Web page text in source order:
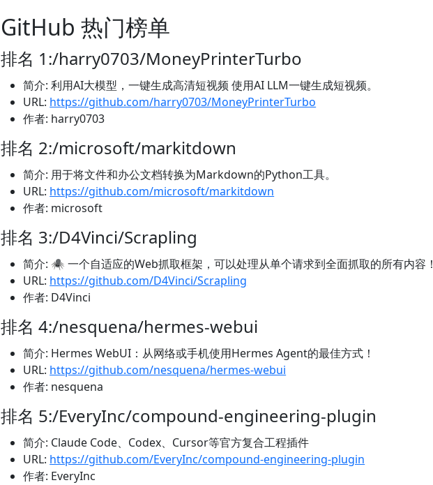
GitHub 热门榜单
排名 1:/harry0703/MoneyPrinterTurbo
简介: 利用AI大模型，一键生成高清短视频 使用AI LLM一键生成短视频。
URL: https://github.com/harry0703/MoneyPrinterTurbo
作者: harry0703
排名 2:/microsoft/markitdown
简介: 用于将文件和办公文档转换为Markdown的Python工具。
URL: https://github.com/microsoft/markitdown
作者: microsoft
排名 3:/D4Vinci/Scrapling
简介: 🕷️ 一个自适应的Web抓取框架，可以处理从单个请求到全面抓取的所有内容！
URL: https://github.com/D4Vinci/Scrapling
作者: D4Vinci
排名 4:/nesquena/hermes-webui
简介: Hermes WebUI：从网络或手机使用Hermes Agent的最佳方式！
URL: https://github.com/nesquena/hermes-webui
作者: nesquena
排名 5:/EveryInc/compound-engineering-plugin
简介: Claude Code、Codex、Cursor等官方复合工程插件
URL: https://github.com/EveryInc/compound-engineering-plugin
作者: EveryInc